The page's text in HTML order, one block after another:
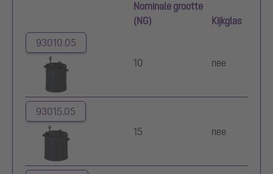
Nominale grootte
(NG)
Kijkglas
93010.05
10
nee
93015.05
15
nee